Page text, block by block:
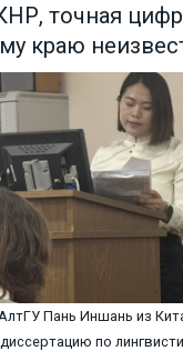
точная
краю
Пань Иншань из
по